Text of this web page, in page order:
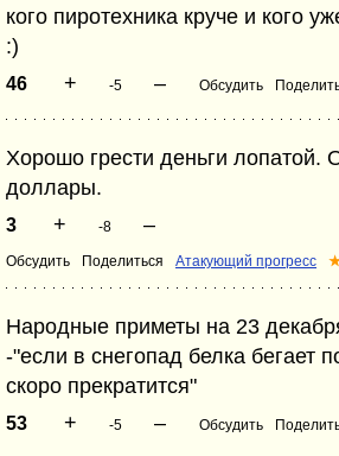
кого пиротехника круче и кого
:)
46 + -5 – Обсудить
Хорошо грести деньги лопатой.
доллары.
3 + -8 –
Обсудить Поделиться Атакующий прогресс
Народные приметы на 23
-"если в снегопад белка бегает
скоро прекратится"
53 + -5 – Обсудить